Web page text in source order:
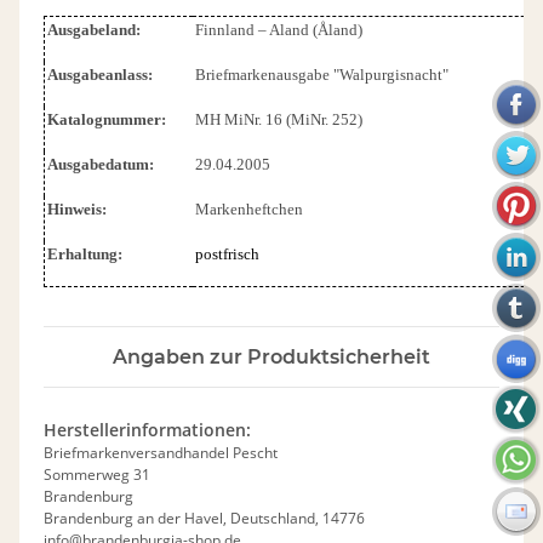
Ausgabeland: Finnland – Aland (Åland)
Ausgabeanlass: Briefmarkenausgabe "Walpurgisnacht"
Katalognummer: MH MiNr. 16 (MiNr. 252)
Ausgabedatum: 29.04.2005
Hinweis: Markenheftchen
Erhaltung: postfrisch
Angaben zur Produktsicherheit
Herstellerinformationen:
Briefmarkenversandhandel Pescht
Sommerweg 31
Brandenburg
Brandenburg an der Havel, Deutschland, 14776